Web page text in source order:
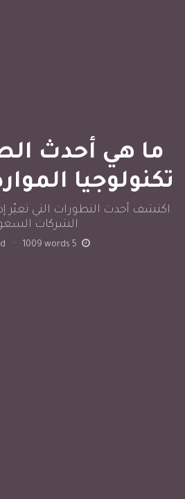
ما هي أحدث
تكنولوجيا
اكتشف أحدث التطورات التي تغيّر
الشركات
5
· 1009 words